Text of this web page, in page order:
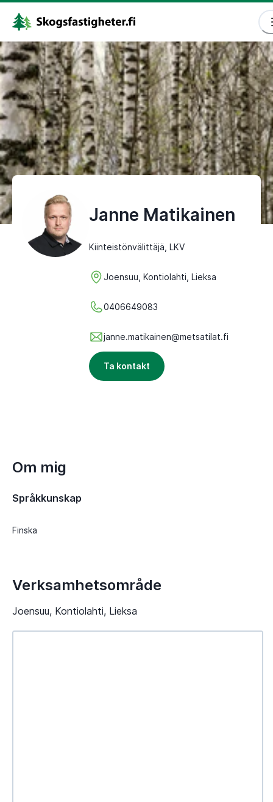
Janne Matikainen
Kiinteistönvälittäjä, LKV
Joensuu, Kontiolahti, Lieksa
0406649083
janne.matikainen@metsatilat.fi
Ta kontakt
Om mig
Språkkunskap
Finska
Verksamhetsområde
Joensuu, Kontiolahti, Lieksa